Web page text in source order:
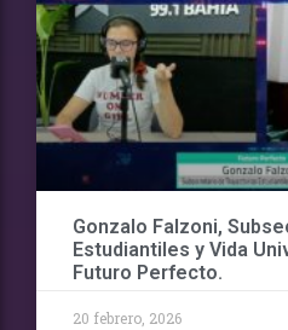
Gonzalo Falzoni,
Estudiantiles y Vida
Futuro Perfecto.
20 febrero, 2026